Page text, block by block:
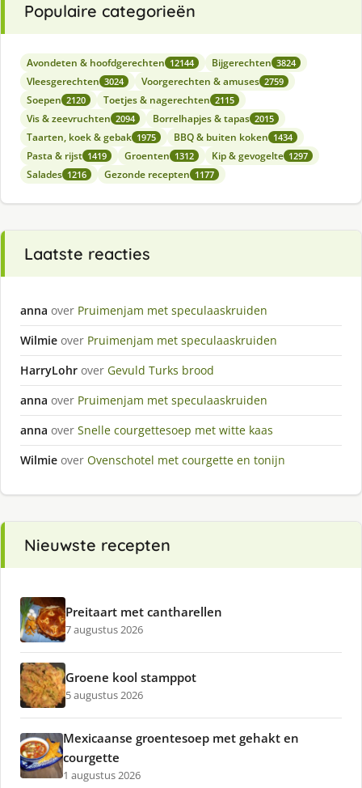
Populaire categorieën
Avondeten & hoofdgerechten 12144 Bijgerechten 3824
Vleesgerechten 3024 Voorgerechten & amuses 2759
Soepen 2120 Toetjes & nagerechten 2115
Vis & zeevruchten 2094 Borrelhapjes & tapas 2015
Taarten, koek & gebak 1975 BBQ & buiten koken 1434
Pasta & rijst 1419 Groenten 1312 Kip & gevogelte 1297
Salades 1216 Gezonde recepten 1177
Laatste reacties
anna over Pruimenjam met speculaaskruiden
Wilmie over Pruimenjam met speculaaskruiden
HarryLohr over Gevuld Turks brood
anna over Pruimenjam met speculaaskruiden
anna over Snelle courgettesoep met witte kaas
Wilmie over Ovenschotel met courgette en tonijn
Nieuwste recepten
Preitaart met cantharellen
7 augustus 2026
Groene kool stamppot
5 augustus 2026
Mexicaanse groentesoep met gehakt en
courgette
1 augustus 2026